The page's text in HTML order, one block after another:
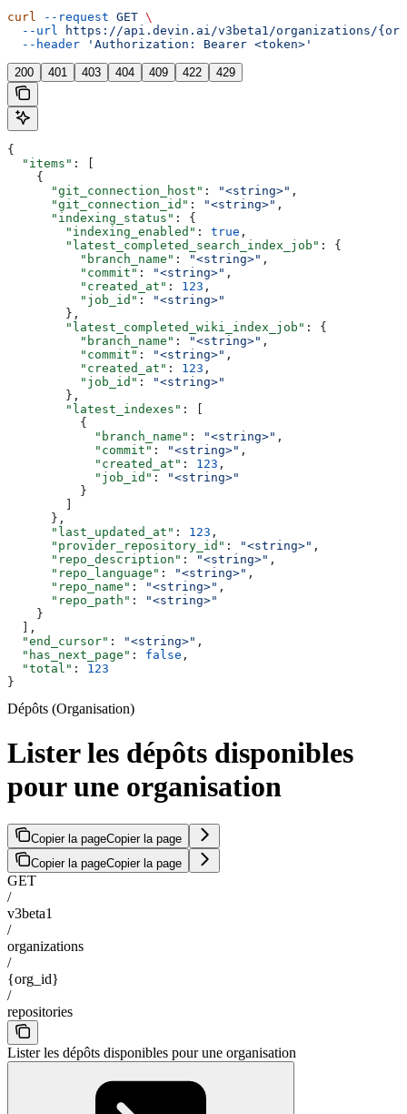
curl --request GET \
  --url
https://api.devin.ai/v3beta1/organizations/
  --header
'Authorization: Bearer <token>'
200 401 403 404 409 422 429
{
  "items"
: [
    {
      "git_connection_host"
: "<string>" ,
      "git_connection_id"
: "<string>" ,
      "indexing_status"
: {
        "indexing_enabled"
: true ,
        "latest_completed_search_index_job"
: {
          "branch_name"
: "<string>" ,
          "commit"
: "<string>" ,
          "created_at"
: 123 ,
          "job_id"
:
"<string>"
        },
        "latest_completed_wiki_index_job"
: {
          "branch_name"
: "<string>" ,
          "commit"
: "<string>" ,
          "created_at"
: 123 ,
          "job_id"
:
"<string>"
        },
        "latest_indexes"
: [
          {
            "branch_name"
: "<string>" ,
            "commit"
: "<string>" ,
            "created_at"
: 123 ,
            "job_id"
:
"<string>"
          }
      },
      "last_updated_at"
: 123 ,
      "provider_repository_id"
: "<string>" ,
      "repo_description"
: "<string>" ,
      "repo_language"
: "<string>" ,
      "repo_name"
: "<string>" ,
      "repo_path"
:
"<string>"
    }
  ],
  "end_cursor"
: "<string>" ,
  "has_next_page"
: false ,
  "total"
: 123
}
Dépôts (Organisation)
Lister les dépôts disponibles
pour une organisation
Copier la pageCopier la page
Copier la pageCopier la page
GET
/
v3beta1
/
organizations
/
{org_id}
/
repositories
Lister les dépôts disponibles pour une organisation